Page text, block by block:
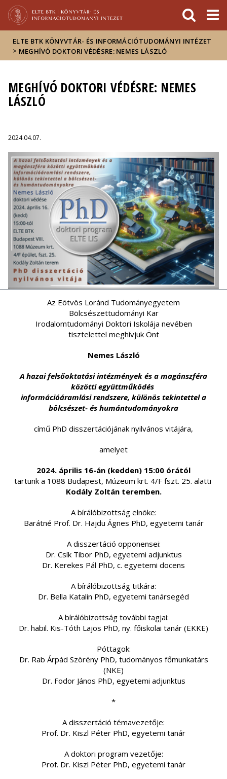
Hírek
Események
ELTE a
sajtóban
ELTE BTK KÖNYVTÁR- ÉS INFORMÁCIÓTUDOMÁNYI INTÉZET
> MEGHÍVÓ DOKTORI VÉDÉSRE: NEMES LÁSZLÓ
MEGHÍVÓ DOKTORI VÉDÉSRE: NEMES
LÁSZLÓ
2024.04.07.
Az Eötvös Loránd Tudományegyetem
Bölcsészettudományi Kar
Irodalomtudományi Doktori Iskolája nevében
tisztelettel meghívjuk Önt
Nemes László
A hazai felsőoktatási intézmények és a magánszféra
közötti együttműködés
információáramlási rendszere, különös tekintettel a
bölcsészet- és humántudományokra
című PhD disszertációjának nyilvános vitájára,
amelyet
2024. április 16-án (kedden) 15:00 órától
tartunk a 1088 Budapest, Múzeum krt. 4/F fszt. 25. alatti
Kodály Zoltán teremben.
A bírálóbizottság elnöke:
Barátné Prof. Dr. Hajdu Ágnes PhD, egyetemi tanár
A disszertáció opponensei:
Dr. Csík Tibor PhD, egyetemi adjunktus
Dr. Kerekes Pál PhD, c. egyetemi docens
A bírálóbizottság titkára:
Dr. Bella Katalin PhD, egyetemi tanársegéd
A bírálóbizottság további tagjai:
Dr. habil. Kis-Tóth Lajos PhD, ny. főiskolai tanár (EKKE)
Póttagok:
Dr. Rab Árpád Szörény PhD, tudományos főmunkatárs
(NKE)
Dr. Fodor János PhD, egyetemi adjunktus
*
A disszertáció témavezetője:
Prof. Dr. Kiszl Péter PhD, egyetemi tanár
A doktori program vezetője:
Prof. Dr. Kiszl Péter PhD, egyetemi tanár